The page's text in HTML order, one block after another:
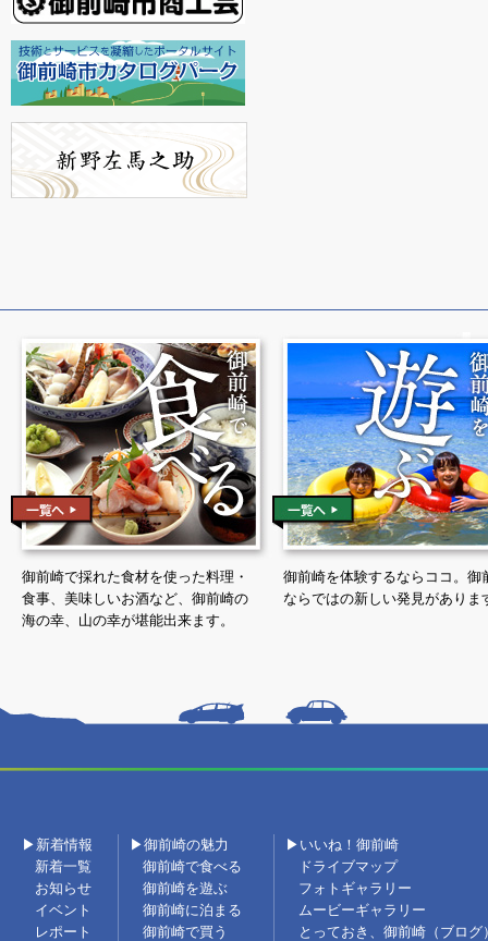
御前崎で採れた食材を使った料理・
食事、美味しいお酒など、御前崎の
海の幸、山の幸が堪能出来ます。
御前崎を体験するならココ。御
ならではの新しい発見がありま
▶新着情報
新着一覧
お知らせ
イベント
レポート
▶御前崎の魅力
御前崎で食べる
御前崎を遊ぶ
御前崎に泊まる
御前崎で買う
▶いいね！御前崎
ドライブマップ
フォトギャラリー
ムービーギャラリー
とっておき、御前崎（ブログ